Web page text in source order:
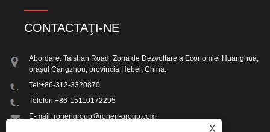
CONTACTAŢI-NE
Abordare: Taishan Road, Zona de Dezvoltare a Economiei Huanghua,
orașul Cangzhou, provincia Hebei, China.
Tel:+86-312-3320870
Telefon:+86-15110172295
E-mail:ronengroup@ronen-group.com
X